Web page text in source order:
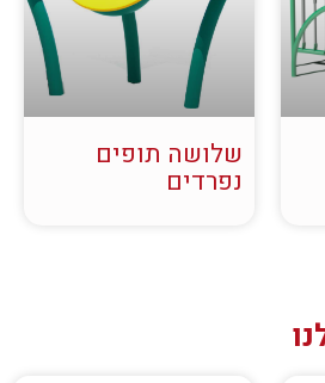
שלושה תופים
נפרדים